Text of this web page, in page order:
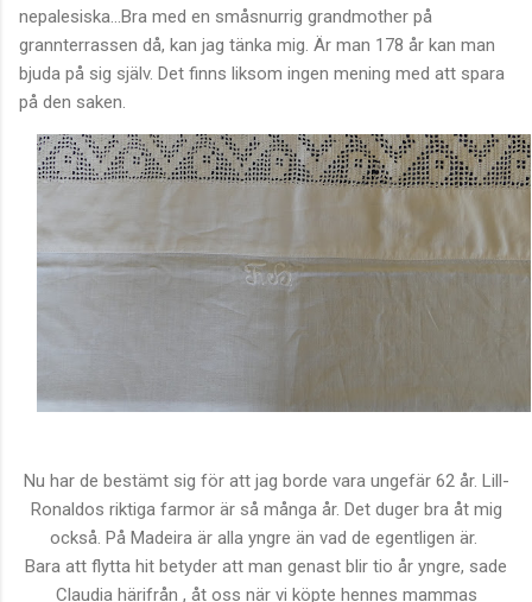
nepalesiska...Bra med en småsnurrig grandmother på
grannterrassen då, kan jag tänka mig. Är man 178 år kan man
bjuda på sig själv. Det finns liksom ingen mening med att spara
på den saken.
Nu har de bestämt sig för att jag borde vara ungefär 62 år. Lill-
Ronaldos riktiga farmor är så många år. Det duger bra åt mig
också. På Madeira är alla yngre än vad de egentligen är.
Bara att flytta hit betyder att man genast blir tio år yngre, sade
Claudia härifrån , åt oss när vi köpte hennes mammas